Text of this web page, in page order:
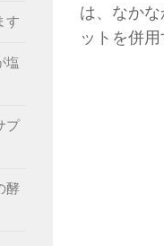
は、なか
ットを併
す
塩
プ
酵